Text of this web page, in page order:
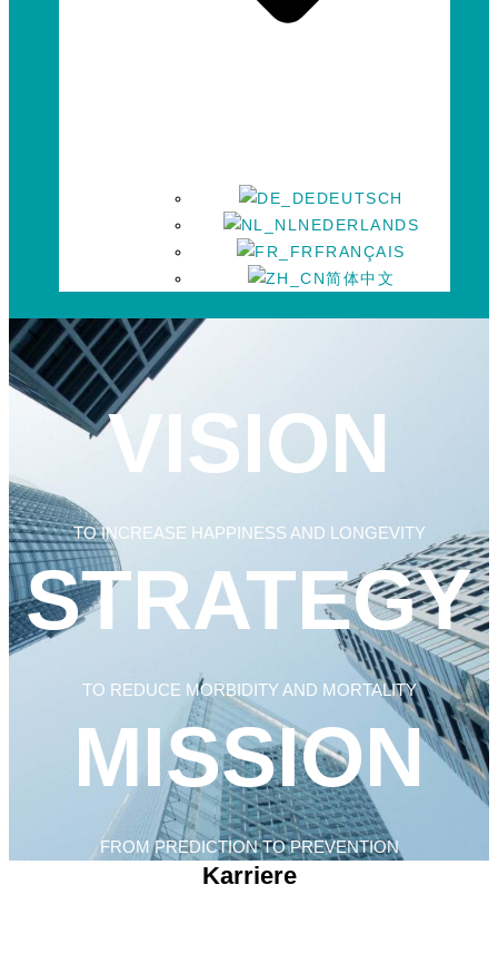
DEUTSCH
NEDERLANDS
FRANÇAIS
简体中文
VISION
TO INCREASE HAPPINESS AND LONGEVITY
STRATEGY​
TO REDUCE MORBIDITY AND MORTALITY
MISSION
FROM PREDICTION TO PREVENTION
Karriere